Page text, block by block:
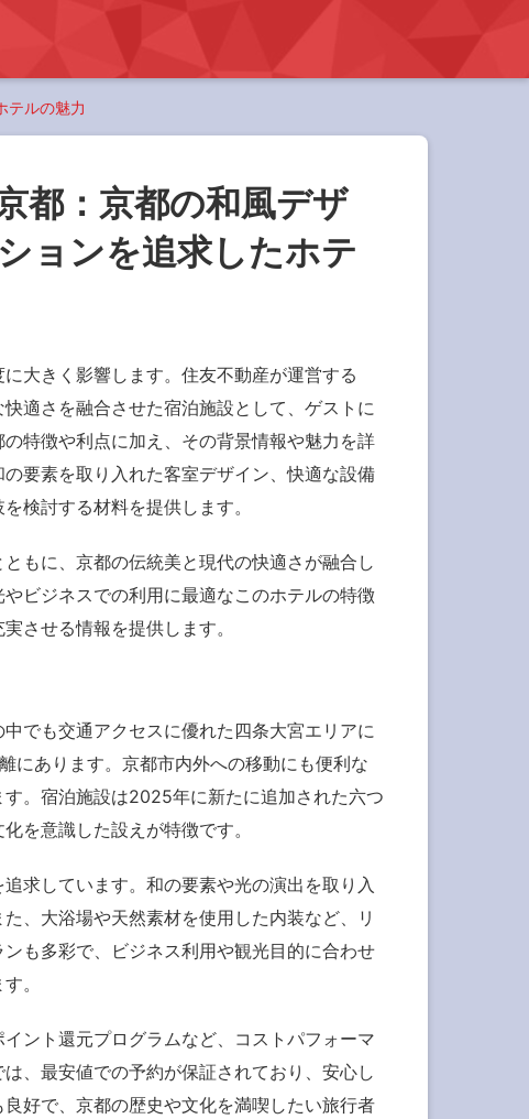
テルの魅力
都：京都の和風デザ
ョンを追求したホテ
大きく影響します。住友不動産が運営する
適さを融合させた宿泊施設として、ゲストに
特徴や利点に加え、その背景情報や魅力を詳
要素を取り入れた客室デザイン、快適な設備
検討する材料を提供します。
もに、京都の伝統美と現代の快適さが融合し
ビジネスでの利用に最適なこのホテルの特徴
させる情報を提供します。
でも交通アクセスに優れた四条大宮エリアに
にあります。京都市内外への移動にも便利な
。宿泊施設は2025年に新たに追加された六つ
を意識した設えが特徴です。
求しています。和の要素や光の演出を取り入
、大浴場や天然素材を使用した内装など、リ
も多彩で、ビジネス利用や観光目的に合わせ
。
ント還元プログラムなど、コストパフォーマ
、最安値での予約が保証されており、安心し
好で、京都の歴史や文化を満喫したい旅行者